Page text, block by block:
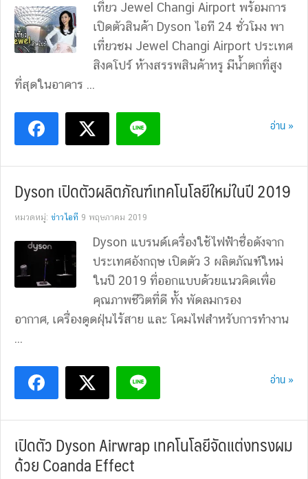
เที่ยว Jewel Changi Airport พร้อมการ
เปิดตัวสินค้า Dyson ไอที 24 ชั่วโมง พา
เที่ยวชม Jewel Changi Airport ประเทศ
สิงคโปร์ ห้างสรรพสินค้าหรู มีน้ำตกที่สูง
ที่สุดในอาคาร ...
อ่าน »
Dyson เปิดตัวผลิตภัณฑ์เทคโนโลยีใหม่ในปี 2019
หมวดหมู่: ข่าวไอที 9 พฤษภาคม 2019
Dyson แบรนด์เครื่องใช้ไฟฟ้าชื่อดังจาก
ประเทศอังกฤษ เปิดตัว 3 ผลิตภัณฑ์ใหม่
ในปี 2019 ที่ออกแบบด้วยแนวคิดเพื่อ
คุณภาพชีวิตที่ดี ทั้ง พัดลมกรอง
อากาศ, เครื่องดูดฝุ่นไร้สาย และ โคมไฟสำหรับการทำงาน
...
อ่าน »
เปิดตัว Dyson Airwrap เทคโนโลยีจัดแต่งทรงผม
ด้วย Coanda Effect